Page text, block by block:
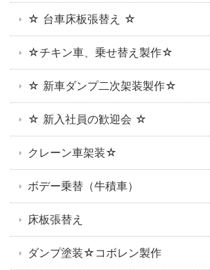
☆ 台車床板張替え ☆
☆チキン車、乗せ替え製作☆
☆ 新車ダンプ二次架装製作☆
☆ 新入社員の歓迎会 ☆
クレーン車架装☆
ボデー乗替（牛積車）
床板張替え
ダンプ塗装☆コボレン製作